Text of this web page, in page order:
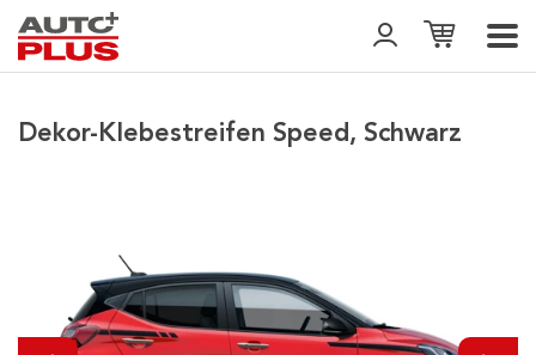
Dekor-Klebestreifen Speed, Schwarz